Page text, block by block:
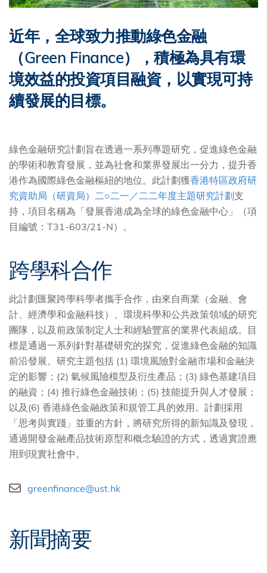
近年，全球致力推動綠色金融
（Green Finance），積極為具有環
境效益的投資項目融資，以實現可持
續發展的目標。
綠色金融研究計劃旨在透過一系列專題研究，促進綠色金融
的學術和教育發展，並為社會和業界發展出一分力，提升香
港作為國際綠色金融樞紐的地位。此計劃獲香港特區政府研
究資助局（研資局）二○二一／二二年度主題研究計劃支
持，項目名稱為「發展香港成為全球的綠色金融中心」（項
目編號：T31-603/21-N）。
跨學科合作
此計劃匯聚跨學科學者攜手合作，由來自商業（金融、會
計、經濟學和金融科技）、環境科學和公共政策領域的研究
團隊，以及前政策制定人士和經驗豐富的業界代表組成。目
標是通過一系列針對基礎研究的探究，促進綠色金融的知識
前沿發展。研究主題包括 (1) 環境風險對金融市場和金融決
定的影響；(2) 氣候風險模型及衍生產品；(3) 綠色基建項目
的融資；(4) 推行綠色金融技術；(5) 技能提升與人才發展；
以及(6) 香港綠色金融政策和規管工具的效用。計劃採用
「思考與實踐」並重的方針，將研究所得的新知識及發現，
通過開發金融產品技術原型和概念驗證的方式，透過實證應
用到現實社會中。
greenfinance@ust.hk
新聞摘要